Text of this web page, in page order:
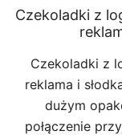
Czekoladki z
Czekoladki z
reklama i
dużym
połączenie